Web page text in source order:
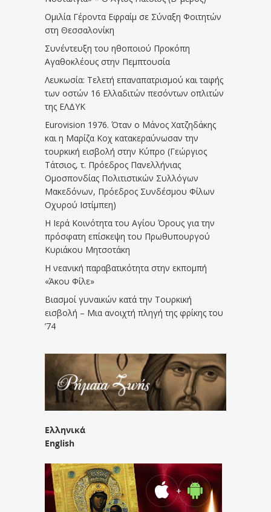
Ομιλία Γέροντα Εφραίμ σε Σύναξη Φοιτητών
στη Θεσσαλονίκη
Συνέντευξη του ηθοποιού Προκόπη
Αγαθοκλέους στην Πεμπτουσία
Λευκωσία: Τελετή επαναπατρισμού και ταφής
των οστών 16 Ελλαδιτών πεσόντων οπλιτών
της ΕΛΔΥΚ
Eurovision 1976. Όταν ο Μάνος Χατζηδάκης
και η Μαρίζα Κοχ κατακεραύνωσαν την
τουρκική εισβολή στην Κύπρο (Γεώργιος
Τάτσιος, τ. Πρόεδρος Πανελλήνιας
Ομοσπονδίας Πολιτιστικών Συλλόγων
Μακεδόνων, Πρόεδρος Συνδέσμου Φίλων
Οχυρού Ιστίμπεη)
Η Ιερά Κοινότητα του Αγίου Όρους για την
πρόσφατη επίσκεψη του Πρωθυπουργού
Κυριάκου Μητσοτάκη
Η νεανική παραβατικότητα στην εκπομπή
«Άκου Φίλε»
Βιασμοί γυναικών κατά την Τουρκική
εισβολή – Μια ανοιχτή πληγή της φρίκης του
’74
Ελληνικά
English